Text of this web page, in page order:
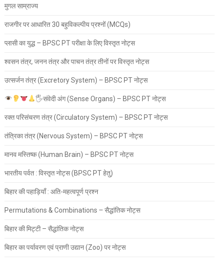
मुगल साम्राज्य
राजगीर पर आधारित 30 बहुविकल्पीय प्रश्नों (MCQs)
प्लासी का युद्ध – BPSC PT परीक्षा के लिए विस्तृत नोट्स
श्वसन तंत्र, जनन तंत्र और पाचन तंत्र तीनों पर विस्तृत नोट्स
उत्सर्जन तंत्र (Excretory System) – BPSC PT नोट्स
🖐संवेदी अंग (Sense Organs) – BPSC PT नोट्स
रक्त परिसंचरण तंत्र (Circulatory System) – BPSC PT नोट्स
तंत्रिका तंत्र (Nervous System) – BPSC PT नोट्स
मानव मस्तिष्क (Human Brain) – BPSC PT नोट्स
भारतीय पर्वत : विस्तृत नोट्स (BPSC PT हेतु)
बिहार की पहाड़ियाँ : अति-महत्वपूर्ण प्रश्न
Permutations & Combinations – सैद्धांतिक नोट्स
बिहार की मिट्टी – सैद्धांतिक नोट्स
बिहार का पर्यावरण एवं प्राणी उद्यान (Zoo) पर नोट्स